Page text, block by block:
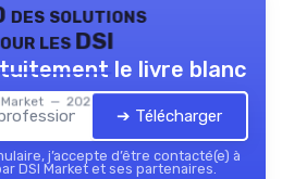
des solutions
les DSI
Market — 2026
le livre blanc
➔ Télécharger
j’accepte d’être contacté(e) à
DSI Market et ses partenaires.